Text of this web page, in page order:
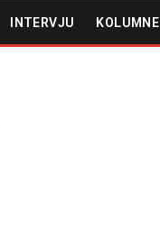
INTERVJU KOLUMNE